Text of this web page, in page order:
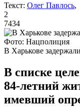
Текст: Олег Павлось,
2
7434
Фото: Нацполиция
В Харькове
В списке
84-летний
имевший